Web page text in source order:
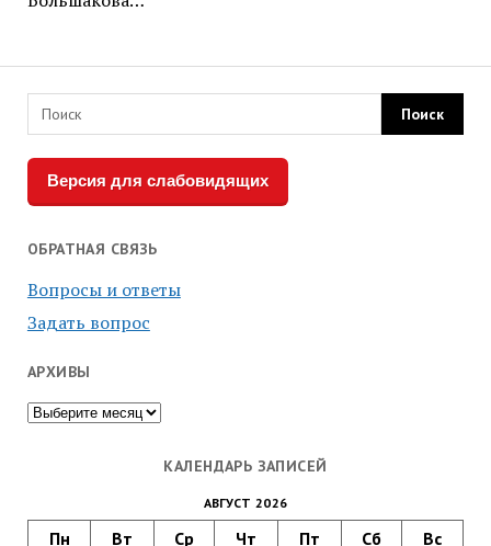
Версия для слабовидящих
ОБРАТНАЯ СВЯЗЬ
Вопросы и ответы
Задать вопрос
АРХИВЫ
Архивы
КАЛЕНДАРЬ ЗАПИСЕЙ
АВГУСТ 2026
Пн Вт Ср Чт Пт Сб
Вс